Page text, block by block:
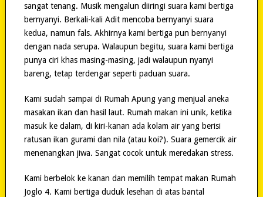
sangat tenang. Musik mengalun diiringi suara kami bertiga
bernyanyi. Berkali-kali Adit mencoba bernyanyi suara
kedua, namun fals. Akhirnya kami bertiga pun bernyanyi
dengan nada serupa. Walaupun begitu, suara kami bertiga
punya ciri khas masing-masing, jadi walaupun nyanyi
bareng, tetap terdengar seperti paduan suara.
Kami sudah sampai di Rumah Apung yang menjual aneka
masakan ikan dan hasil laut. Rumah makan ini unik, ketika
masuk ke dalam, di kiri-kanan ada kolam air yang berisi
ratusan ikan gurami dan nila (atau koi?). Suara gemercik air
menenangkan jiwa. Sangat cocok untuk meredakan stress.
Kami berbelok ke kanan dan memilih tempat makan Rumah
Joglo 4. Kami bertiga duduk lesehan di atas bantal